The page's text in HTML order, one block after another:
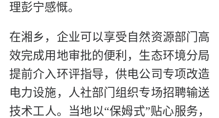
理彭宁感慨。
在湘乡，企业可以享受自然资源部门高
效完成用地审批的便利，生态环境分局
提前介入环评指导，供电公司专项改造
电力设施，人社部门组织专场招聘输送
技术工人。当地以“保姆式”贴心服务，